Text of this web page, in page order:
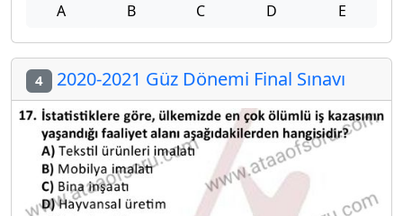
A B C D E
4 2020-2021 Güz Dönemi Final Sınavı